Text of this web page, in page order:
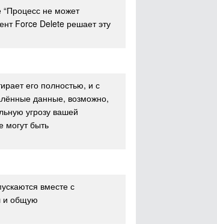
“Процесс не может
Force Delete решает эту
его полностью, и с
данные, возможно,
угрозу вашей
могут быть
вместе с
и общую